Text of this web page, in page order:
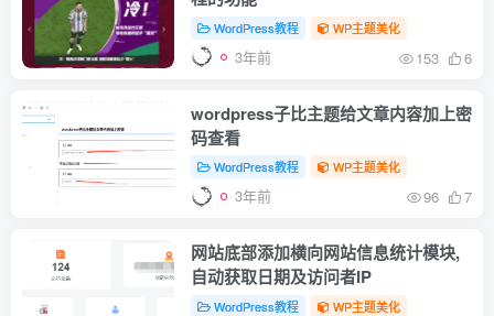
WordPress教程 WP主题美化
3年前 153 6
wordpress子比主题给文章内容加上密
码查看
WordPress教程 WP主题美化
3年前 96 7
网站底部添加横向网站信息统计模块,
自动获取日期及访问者IP
WordPress教程 WP主题美化